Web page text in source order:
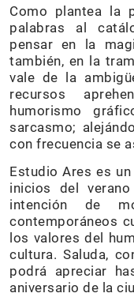
Como plantea la
palabras al
pensar en la
también, en la
vale de la
recursos
humorismo
sarcasmo;
con frecuencia se
Estudio Ares es
inicios del
intención de
contemporáneos
los valores del
cultura. Saluda,
podrá apreciar
aniversario de la